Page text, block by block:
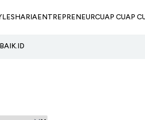
SHARIAENTREPRENEURCUAP CUAP